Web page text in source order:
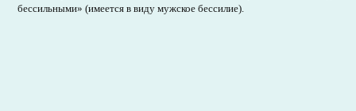
бессильными» (имеется в виду мужское бессилие).